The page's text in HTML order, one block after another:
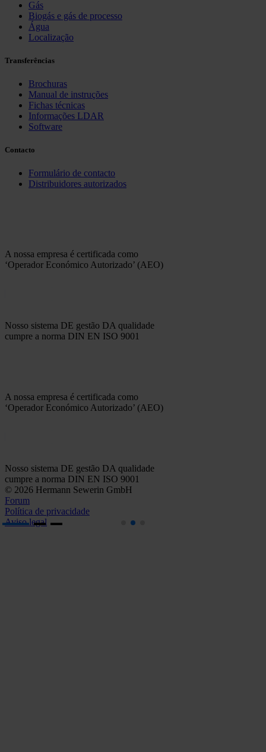
Gás
Biogás e gás de processo
Água
Localização
Transferências
Brochuras
Manual de instruções
Fichas técnicas
Informações LDAR
Software
Contacto
Formulário de contacto
Distribuidores autorizados
A nossa empresa é certificada como
‘Operador Económico Autorizado’ (AEO)
Nosso sistema DE gestão DA qualidade
cumpre a norma DIN EN ISO 9001
A nossa empresa é certificada como
‘Operador Económico Autorizado’ (AEO)
Nosso sistema DE gestão DA qualidade
cumpre a norma DIN EN ISO 9001
© 2026 Hermann Sewerin GmbH
Forum
Política de privacidade
Aviso legal